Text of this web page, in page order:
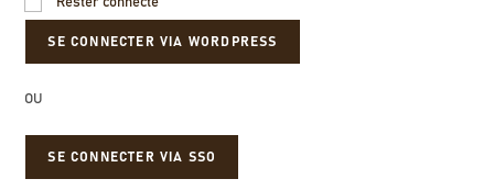
OU
SE CONNECTER VIA SSO